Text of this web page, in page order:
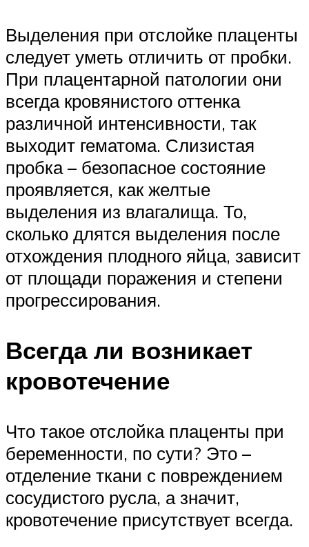
Выделения при отслойке плаценты
следует уметь отличить от пробки.
При плацентарной патологии они
всегда кровянистого оттенка
различной интенсивности, так
выходит гематома. Слизистая
пробка – безопасное состояние
проявляется, как желтые
выделения из влагалища. То,
сколько длятся выделения после
отхождения плодного яйца, зависит
от площади поражения и степени
прогрессирования.
Всегда ли возникает
кровотечение
Что такое отслойка плаценты при
беременности, по сути? Это –
отделение ткани с повреждением
сосудистого русла, а значит,
кровотечение присутствует всегда.